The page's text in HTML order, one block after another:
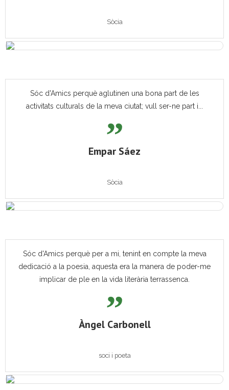
Sòcia
Sóc d'Amics perquè aglutinen una bona part de les
activitats culturals de la meva ciutat; vull ser-ne part i...
Empar Sáez
Sòcia
Sóc d'Amics perquè per a mi, tenint en compte la meva
dedicació a la poesia, aquesta era la manera de poder-me
implicar de ple en la vida literària terrassenca.
Àngel Carbonell
soci i poeta